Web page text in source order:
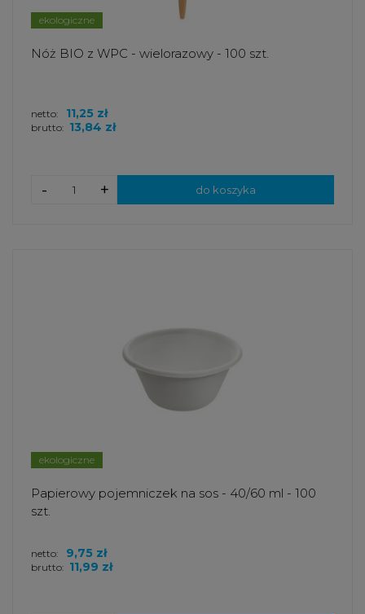
ekologiczne
Nóż BIO z WPC - wielorazowy - 100 szt.
brutto: 13,84 zł
netto: 11,25 zł
+
- do koszyka
ekologiczne
Papierowy pojemniczek na sos - 40/60 ml - 100
szt.
brutto: 11,99 zł
netto: 9,75 zł